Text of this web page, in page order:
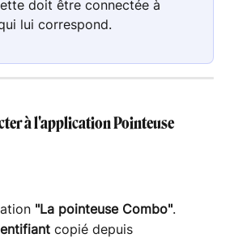
doit être connectée à
lui correspond.
à l'application Pointeuse
"La pointeuse Combo".
copié depuis